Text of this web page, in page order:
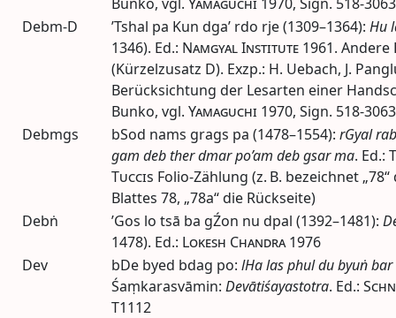
Debm-D
’Tshal pa Kun dga’ rdo rje (1309–1364): Hu
1346). Ed.: Namgyal Institute 1961. Andere
(Kürzelzusatz D). Exzp.: H. Uebach, J.
Berücksichtung der Lesarten einer
Bunko, vgl. Yamaguchi 1970, Sign. 518-
Debmgs
bSod nams grags pa (1478–1554): rGyal
gam deb ther dmar po’am deb gsar ma. Ed.:
Tuccis Folio-Zählung (z. B. bezeichnet
Blattes 78, „78a“ die Rückseite)
Debṅ
’Gos lo tsā ba gŹon nu dpal (1392–1481):
1478). Ed.: Lokesh Chandra 1976
Dev
bDe byed bdag po: lHa las phul du byuṅ
Śaṃkarasvāmin: Devātiśayastotra. Ed.:
T1112